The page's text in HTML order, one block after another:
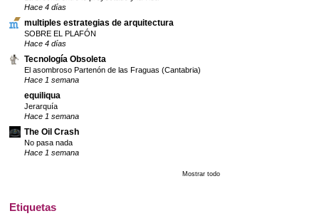
Hace 4 días
multiples estrategias de arquitectura
SOBRE EL PLAFÓN
Hace 4 días
Tecnología Obsoleta
El asombroso Partenón de las Fraguas (Cantabria)
Hace 1 semana
equiliqua
Jerarquía
Hace 1 semana
The Oil Crash
No pasa nada
Hace 1 semana
Mostrar todo
Etiquetas